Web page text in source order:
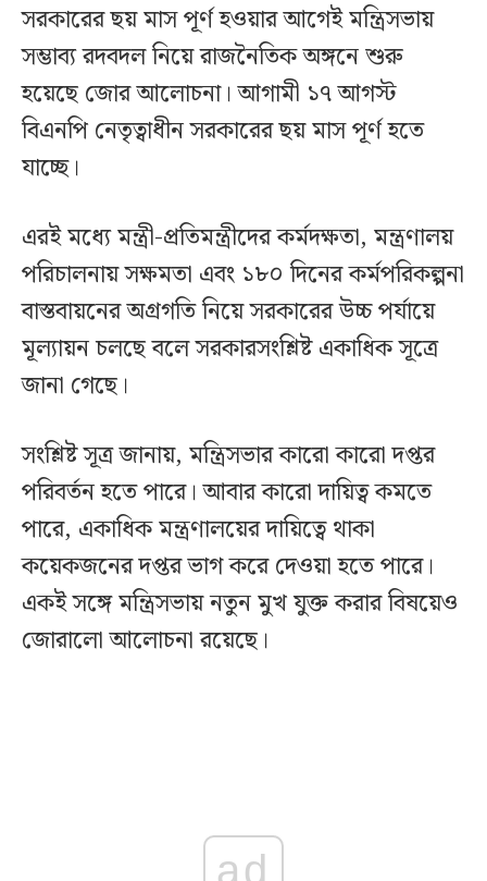
সরকারের ছয় মাস পূর্ণ হওয়ার আগেই মন্ত্রিসভায়
সম্ভাব্য রদবদল নিয়ে রাজনৈতিক অঙ্গনে শুরু
হয়েছে জোর আলোচনা। আগামী ১৭ আগস্ট
বিএনপি নেতৃত্বাধীন সরকারের ছয় মাস পূর্ণ হতে
যাচ্ছে।
এরই মধ্যে মন্ত্রী-প্রতিমন্ত্রীদের কর্মদক্ষতা, মন্ত্রণালয়
পরিচালনায় সক্ষমতা এবং ১৮০ দিনের কর্মপরিকল্পনা
বাস্তবায়নের অগ্রগতি নিয়ে সরকারের উচ্চ পর্যায়ে
মূল্যায়ন চলছে বলে সরকারসংশ্লিষ্ট একাধিক সূত্রে
জানা গেছে।
সংশ্লিষ্ট সূত্র জানায়, মন্ত্রিসভার কারো কারো দপ্তর
পরিবর্তন হতে পারে। আবার কারো দায়িত্ব কমতে
পারে, একাধিক মন্ত্রণালয়ের দায়িত্বে থাকা
কয়েকজনের দপ্তর ভাগ করে দেওয়া হতে পারে।
একই সঙ্গে মন্ত্রিসভায় নতুন মুখ যুক্ত করার বিষয়েও
জোরালো আলোচনা রয়েছে।
ad